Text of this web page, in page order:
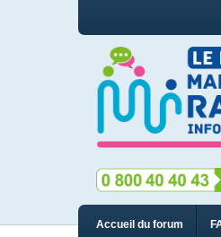
Accueil du forum